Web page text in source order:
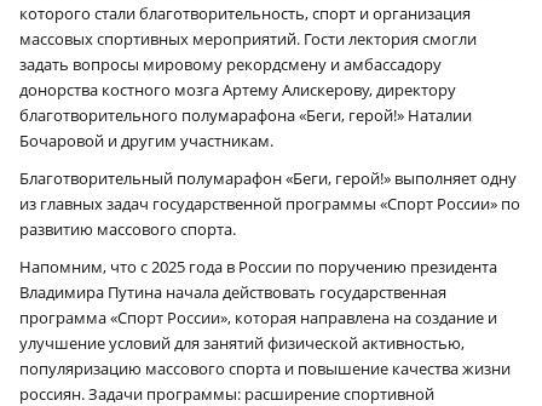
которого стали благотворительность, спорт и организация
массовых спортивных мероприятий. Гости лектория смогли
задать вопросы мировому рекордсмену и амбассадору
донорства костного мозга Артему Алискерову, директору
благотворительного полумарафона «Беги, герой!» Наталии
Бочаровой и другим участникам.
Благотворительный полумарафон «Беги, герой!» выполняет одну
из главных задач государственной программы «Спорт России» по
развитию массового спорта.
Напомним, что с 2025 года в России по поручению президента
Владимира Путина начала действовать государственная
программа «Спорт России», которая направлена на создание и
улучшение условий для занятий физической активностью,
популяризацию массового спорта и повышение качества жизни
россиян. Задачи программы: расширение спортивной